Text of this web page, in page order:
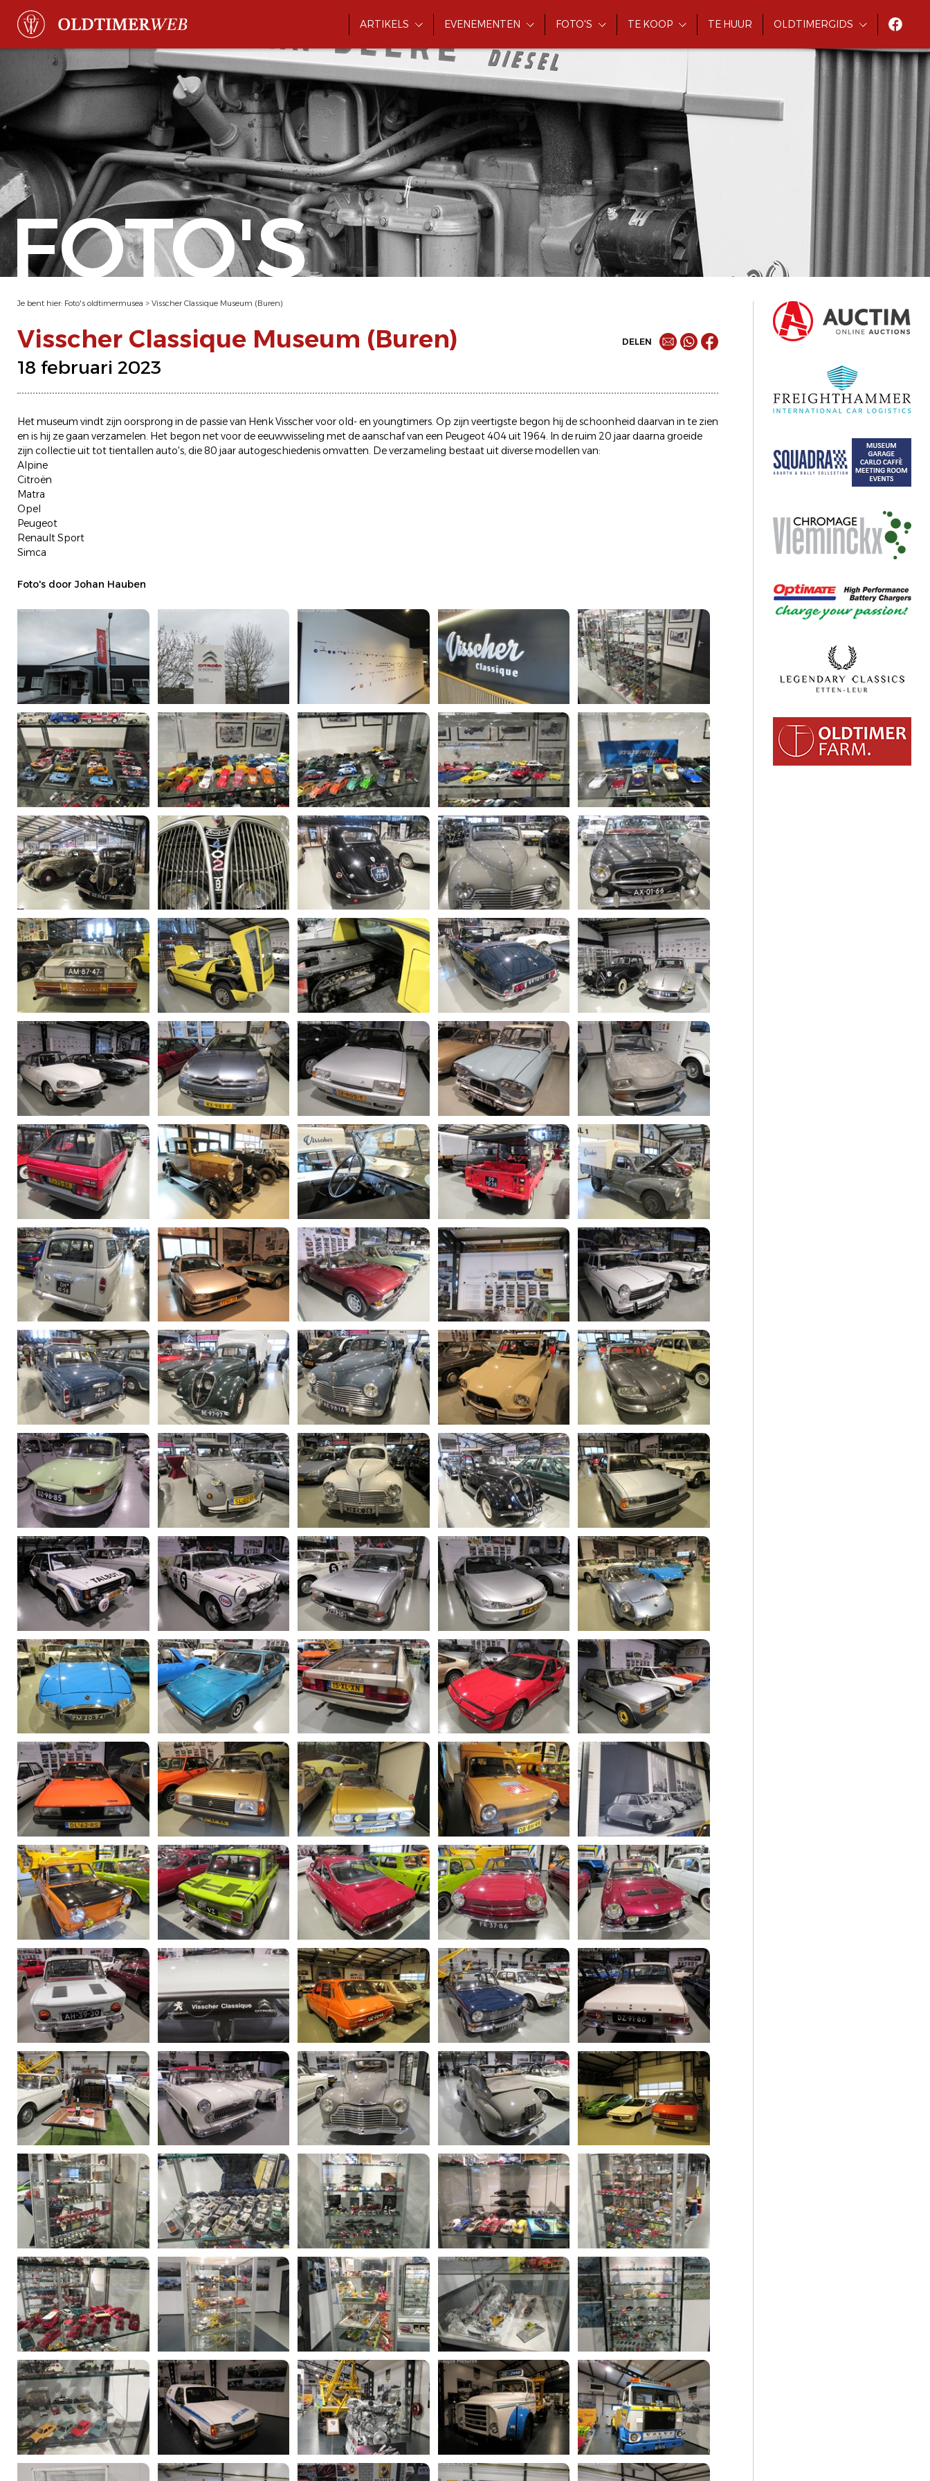
ARTIKELS EVENEMENTEN FOTO'S TE KOOP TE HUUR OLDTIMERGIDS
FOTO'S
Je bent hier: Foto's oldtimermusea > Visscher Classique Museum (Buren)
Visscher Classique Museum (Buren)
18 februari 2023
DELEN
Het museum vindt zijn oorsprong in de passie van Henk Visscher voor old- en youngtimers. Op zijn veertigste begon hij de schoonheid daarvan in te zien
en is hij ze gaan verzamelen. Het begon net voor de eeuwwisseling met de aanschaf van een Peugeot 404 uit 1964. In de ruim 20 jaar daarna groeide
zijn collectie uit tot tientallen auto's, die 80 jaar autogeschiedenis omvatten. De verzameling bestaat uit diverse modellen van:
Alpine
Citroën
Matra
Opel
Peugeot
Renault Sport
Simca
Foto's door Johan Hauben